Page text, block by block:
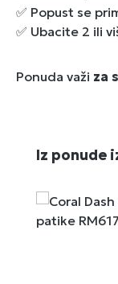
✅ Popust se
✅ Ubacite 2 ili
Ponuda važi za
Preskoči
Iz ponude